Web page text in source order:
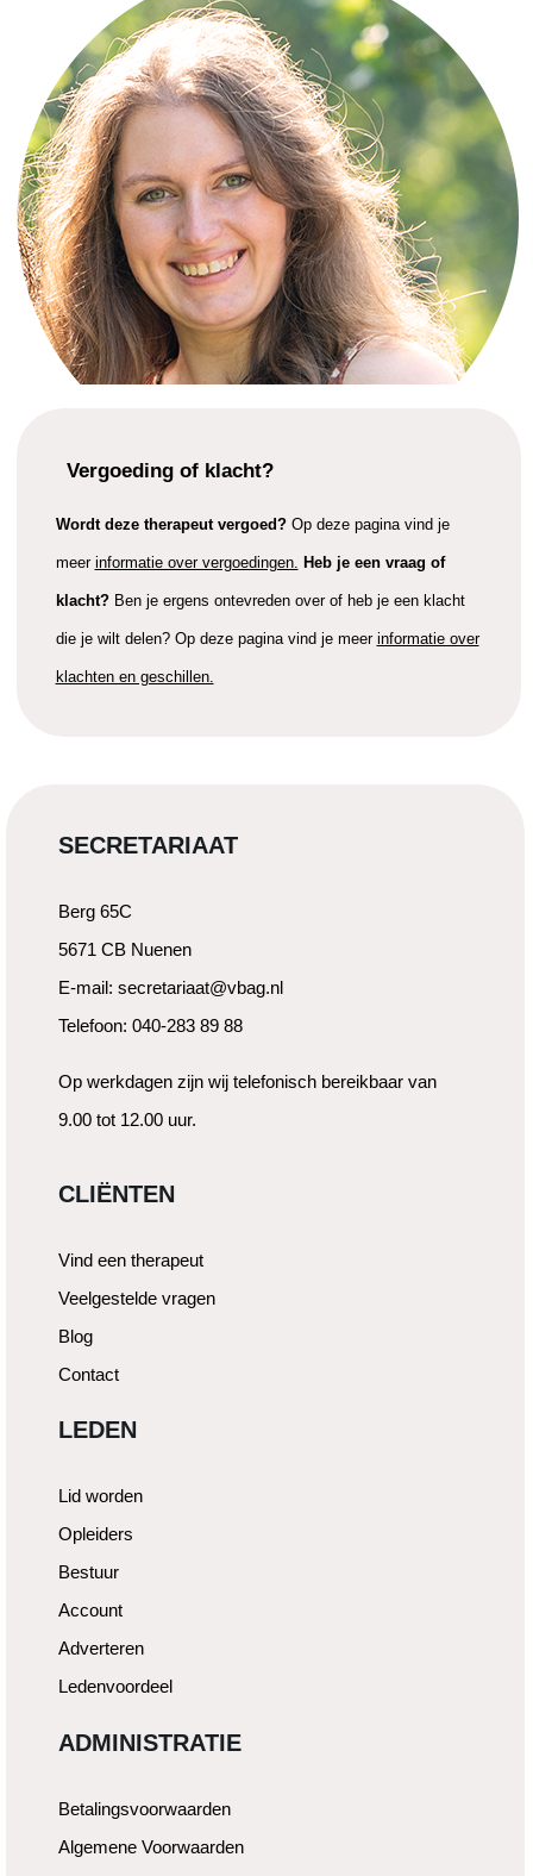
Vergoeding of klacht?
Wordt deze therapeut vergoed?Op deze pagina vind je
meer informatie over vergoedingen. Heb je een vraag of
klacht? Ben je ergens ontevreden over of heb je een klacht
die je wilt delen? Op deze pagina vind je meer informatie over
klachten en geschillen.
SECRETARIAAT
Berg 65C
5671 CB Nuenen
E-mail: secretariaat@vbag.nl
Telefoon: 040-283 89 88
Op werkdagen zijn wij telefonisch bereikbaar van
9.00 tot 12.00 uur.
CLIËNTEN
Vind een therapeut
Veelgestelde vragen
Blog
Contact
LEDEN
Lid worden
Opleiders
Bestuur
Account
Adverteren
Ledenvoordeel
ADMINISTRATIE
Betalingsvoorwaarden
Algemene Voorwaarden